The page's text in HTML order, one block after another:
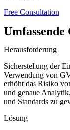
Free Consultation
Herausforderung
Sicherstellung der
Verwendung von
erhöht das Risiko
und genaue
und Standards zu
Lösung